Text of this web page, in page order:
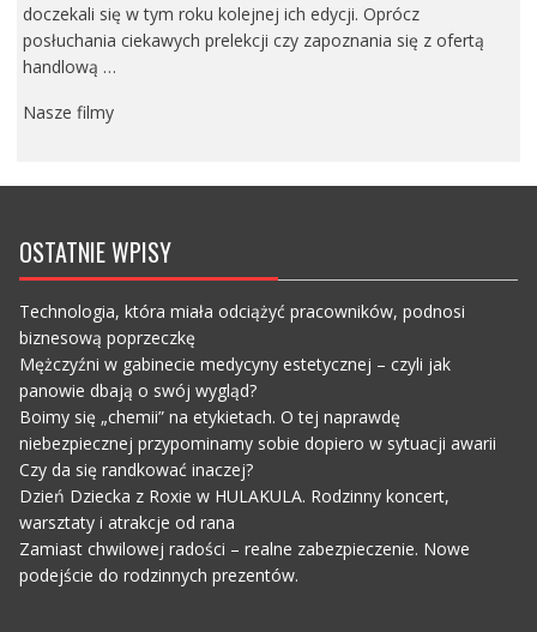
doczekali się w tym roku kolejnej ich edycji. Oprócz
posłuchania ciekawych prelekcji czy zapoznania się z ofertą
handlową …
Nasze filmy
OSTATNIE WPISY
Technologia, która miała odciążyć pracowników, podnosi
biznesową poprzeczkę
Mężczyźni w gabinecie medycyny estetycznej – czyli jak
panowie dbają o swój wygląd?
Boimy się „chemii” na etykietach. O tej naprawdę
niebezpiecznej przypominamy sobie dopiero w sytuacji awarii
Czy da się randkować inaczej?
Dzień Dziecka z Roxie w HULAKULA. Rodzinny koncert,
warsztaty i atrakcje od rana
Zamiast chwilowej radości – realne zabezpieczenie. Nowe
podejście do rodzinnych prezentów.